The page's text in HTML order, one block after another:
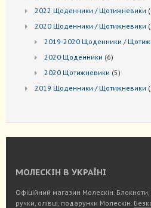
2022 Щоденники / Щотижневики
2020 Щоденники / Щотижневики
2019-2020 Щоденники /
2020 Щоденники 66
2020 Щотижневики 55
2019 Щоденники / Щотижневики
МОЛЕСКІН В УКРАЇНІ
Офіційний магазин Молескін. Блокноти,
ручки, олівці, подарунки Молескін.